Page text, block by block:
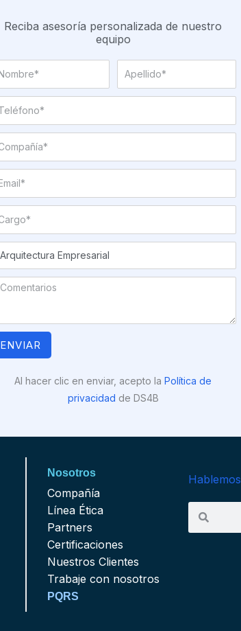
Reciba asesoría personalizada de nuestro
equipo
ENVIAR
Al hacer clic en enviar, acepto la Política de
privacidad de DS4B
Nosotros
Compañía
Línea Ética
Partners
Certificaciones
Nuestros Clientes
Trabaje con nosotros
PQRS
Hablemos
Search